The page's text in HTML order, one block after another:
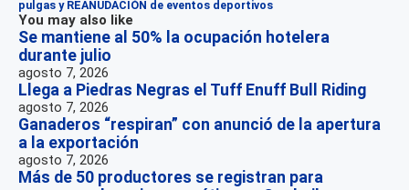
pulgas y REANUDACIÓN de eventos deportivos
You may also like
Se mantiene al 50% la ocupación hotelera
durante julio
agosto 7, 2026
Llega a Piedras Negras el Tuff Enuff Bull Riding
agosto 7, 2026
Ganaderos “respiran” con anunció de la apertura
a la exportación
agosto 7, 2026
Más de 50 productores se registran para